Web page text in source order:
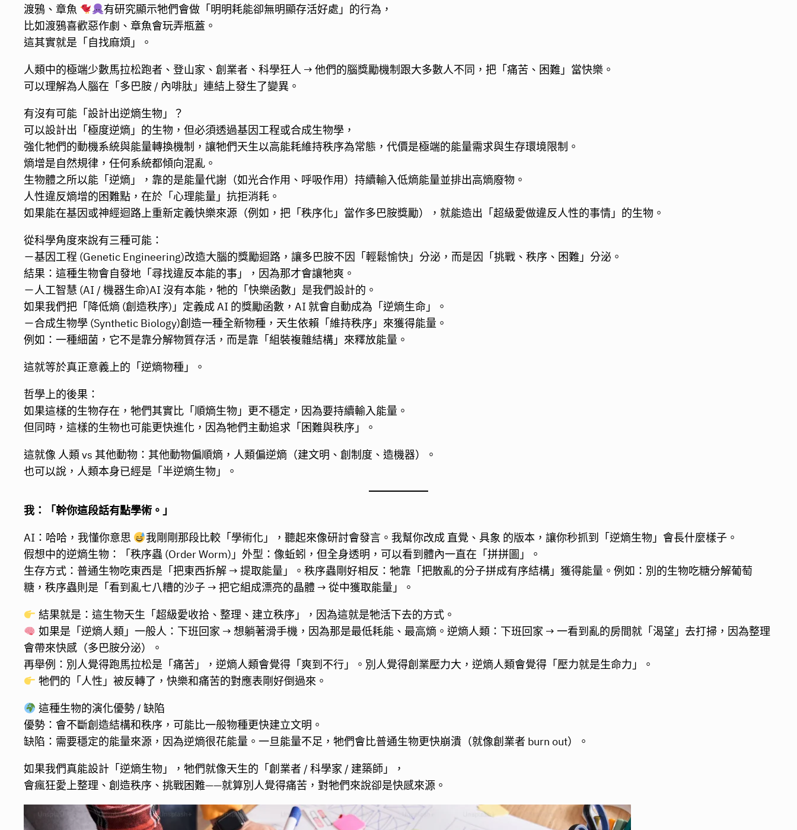
渡鴉、章魚
有研究顯示牠們會做「明明耗能卻無明顯存活好處」的行為，
比如渡鴉喜歡惡作劇、章魚會玩弄瓶蓋。
這其實就是「自找麻煩」。
人類中的極端少數馬拉松跑者、登山家、創業者、科學狂人 → 他們的腦獎勵機制跟大多數人不同，把「痛苦、困難」當快樂。
可以理解為人腦在「多巴胺 / 內啡肽」連結上發生了變異。
有沒有可能「設計出逆熵生物」？
可以設計出「極度逆熵」的生物，但必須透過基因工程或合成生物學，
強化牠們的動機系統與能量轉換機制，讓牠們天生以高能耗維持秩序為常態，代價是極端的能量需求與生存環境限制。
熵增是自然規律，任何系統都傾向混亂。
生物體之所以能「逆熵」，靠的是能量代謝（如光合作用、呼吸作用）持續輸入低熵能量並排出高熵廢物。
人性違反熵增的困難點，在於「心理能量」抗拒消耗。
如果能在基因或神經迴路上重新定義快樂來源（例如，把「秩序化」當作多巴胺獎勵），就能造出「超級愛做違反人性的事情」的生物。
從科學角度來說有三種可能：
－基因工程 (Genetic Engineering)改造大腦的獎勵迴路，讓多巴胺不因「輕鬆愉快」分泌，而是因「挑戰、秩序、困難」分泌。
結果：這種生物會自發地「尋找違反本能的事」，因為那才會讓牠爽。
－人工智慧 (AI / 機器生命)AI 沒有本能，牠的「快樂函數」是我們設計的。
如果我們把「降低熵 (創造秩序)」定義成 AI 的獎勵函數，AI 就會自動成為「逆熵生命」。
－合成生物學 (Synthetic Biology)創造一種全新物種，天生依賴「維持秩序」來獲得能量。
例如：一種細菌，它不是靠分解物質存活，而是靠「組裝複雜結構」來釋放能量。
這就等於真正意義上的「逆熵物種」。
哲學上的後果：
如果這樣的生物存在，牠們其實比「順熵生物」更不穩定，因為要持續輸入能量。
但同時，這樣的生物也可能更快進化，因為牠們主動追求「困難與秩序」。
這就像 人類 vs 其他動物：其他動物偏順熵，人類偏逆熵（建文明、創制度、造機器）。
也可以說，人類本身已經是「半逆熵生物」。
我：「幹你這段話有點學術。」
AI：哈哈，我懂你意思
我剛剛那段比較「學術化」，聽起來像研討會發言。我幫你改成 直覺、具象 的版本，讓你秒抓到「逆熵生物」會長什麼樣子。
假想中的逆熵生物：「秩序蟲 (Order Worm)」外型：像蚯蚓，但全身透明，可以看到體內一直在「拼拼圖」。
生存方式：普通生物吃東西是「把東西拆解 → 提取能量」。秩序蟲剛好相反：牠靠「把散亂的分子拼成有序結構」獲得能量。例如：別的生物吃糖分解葡萄
糖，秩序蟲則是「看到亂七八糟的沙子 → 把它組成漂亮的晶體 → 從中獲取能量」。
結果就是：這生物天生「超級愛收拾、整理、建立秩序」，因為這就是牠活下去的方式。
如果是「逆熵人類」一般人：下班回家 → 想躺著滑手機，因為那是最低耗能、最高熵。逆熵人類：下班回家 → 一看到亂的房間就「渴望」去打掃，因為整理
會帶來快感（多巴胺分泌）。
再舉例：別人覺得跑馬拉松是「痛苦」，逆熵人類會覺得「爽到不行」。別人覺得創業壓力大，逆熵人類會覺得「壓力就是生命力」。
牠們的「人性」被反轉了，快樂和痛苦的對應表剛好倒過來。
這種生物的演化優勢 / 缺陷
優勢：會不斷創造結構和秩序，可能比一般物種更快建立文明。
缺陷：需要穩定的能量來源，因為逆熵很花能量。一旦能量不足，牠們會比普通生物更快崩潰（就像創業者 burn out）。
如果我們真能設計「逆熵生物」，牠們就像天生的「創業者 / 科學家 / 建築師」，
會瘋狂愛上整理、創造秩序、挑戰困難——就算別人覺得痛苦，對牠們來說卻是快感來源。